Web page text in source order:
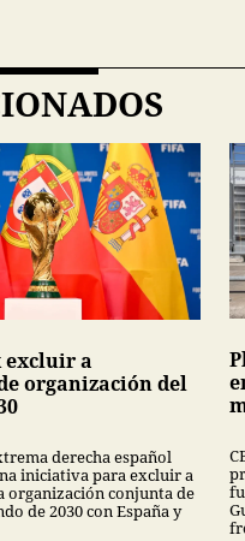
excluir a
organización del
derecha español
iniciativa para excluir a
organización conjunta de
de 2030 con España y